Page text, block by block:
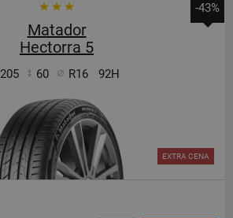
-43%
Matador
Hectorra 5
205 60 R16 92H
EXTRA CENA